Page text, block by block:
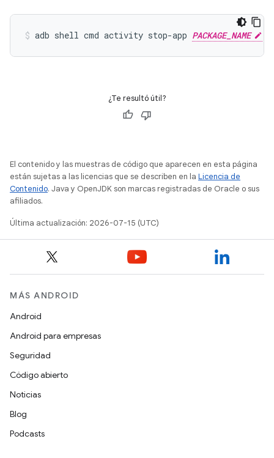
adb shell cmd activity stop-app PACKAGE_NAME
¿Te resultó útil?
El contenido y las muestras de código que aparecen en esta página
están sujetas a las licencias que se describen en la Licencia de
Contenido. Java y OpenJDK son marcas registradas de Oracle o sus
afiliados.
Última actualización: 2026-07-15 (UTC)
MÁS ANDROID
Android
Android para empresas
Seguridad
Código abierto
Noticias
Blog
Podcasts